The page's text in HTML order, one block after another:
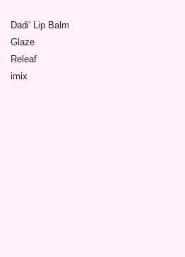
Dadi' Lip Balm
Glaze
Releaf
imix